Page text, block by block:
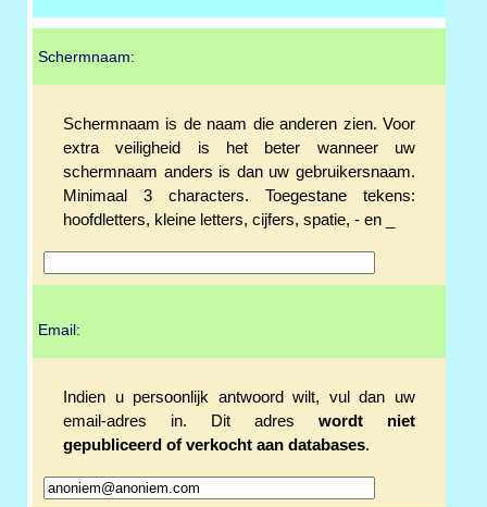
Schermnaam:
Schermnaam is de naam die anderen zien. Voor
extra veiligheid is het beter wanneer uw
schermnaam anders is dan uw gebruikersnaam.
Minimaal 3 characters. Toegestane tekens:
hoofdletters, kleine letters, cijfers, spatie, - en _
Email:
Indien u persoonlijk antwoord wilt, vul dan uw
email-adres in. Dit adres wordt niet
gepubliceerd of verkocht aan databases.